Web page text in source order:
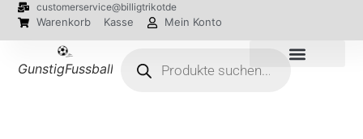
customerservice@billigtrikotde
Warenkorb Kasse Mein Konto
GunstigFussballTrikot